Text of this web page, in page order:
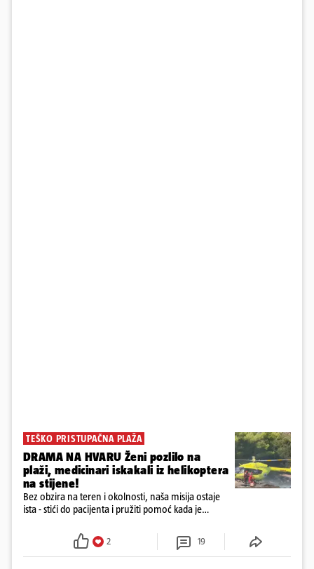
TEŠKO PRISTUPAČNA PLAŽA
DRAMA NA HVARU Ženi pozlilo na
plaži, medicinari iskakali iz helikoptera
na stijene!
Bez obzira na teren i okolnosti, naša misija ostaje
ista - stići do pacijenta i pružiti pomoć kada je
2 19